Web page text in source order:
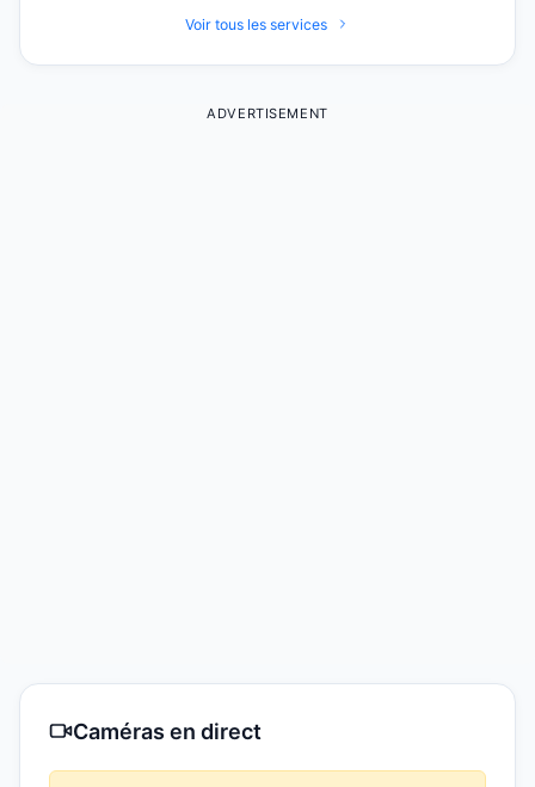
Voir tous les services
ADVERTISEMENT
Caméras en direct